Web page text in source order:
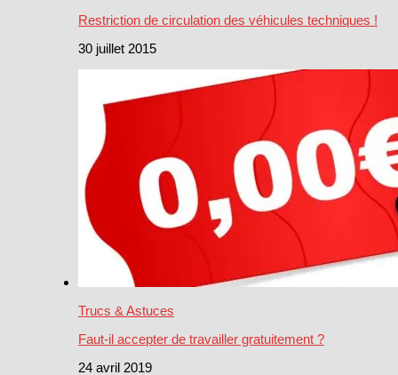
Restriction de circulation des véhicules techniques !
30 juillet 2015
Trucs & Astuces
Faut-il accepter de travailler gratuitement ?
24 avril 2019